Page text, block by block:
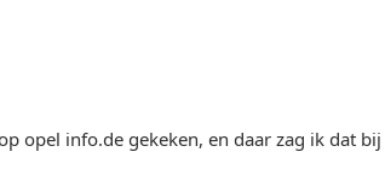
opel info.de gekeken, en daar zag ik dat